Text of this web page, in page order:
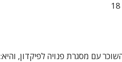
עם מסגרת פנויה לפיקדון, והיא: